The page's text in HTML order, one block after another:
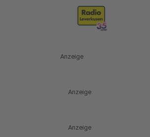
Anzeige
Anzeige
Anzeige